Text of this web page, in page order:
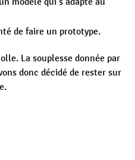
de faire un prototype.
La souplesse donnée par
donc décidé de rester sur